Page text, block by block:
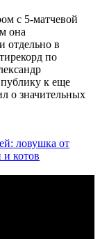
с 5-матчевой
она
отдельно в
по
к еще
о значительных
ловушка от
и котов